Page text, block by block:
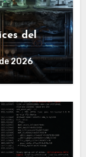
del
2026